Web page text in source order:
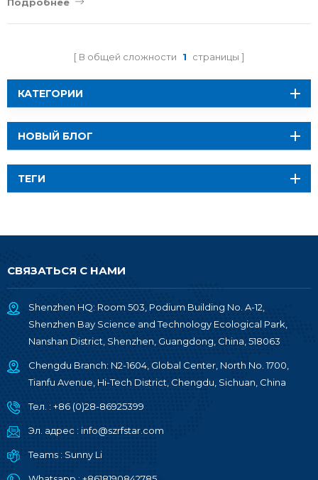
В общей сложности 1 страницы
КАТЕГОРИИ
НОВЫЙ БЛОГ
ТЕГИ
СВЯЗАТЬСЯ С НАМИ
Shenzhen HQ: Room 503, Podium Building No. A-12,
Shenzhen Bay Science and Technology Ecological Park,
Nanshan District, Shenzhen, Guangdong, China, 518063
Chengdu Branch: N2-1604, Global Center, North No. 1700,
Tianfu Avenue, Hi-Tech District, Chengdu, Sichuan, China
Тел. : +86 (0)28-86925399
Эл. адрес : info@szrfstar.com
Teams : Sunny Li